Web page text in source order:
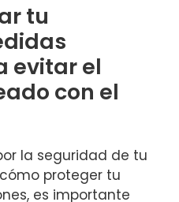
tu
evitar el
con ‌el
la seguridad de tu
proteger tu
es ⁣importante